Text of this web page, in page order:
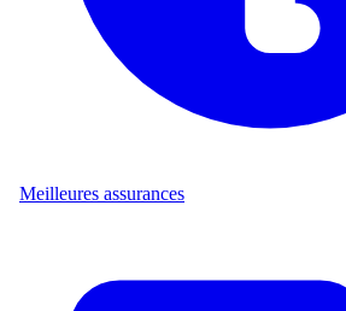
Meilleures assurances